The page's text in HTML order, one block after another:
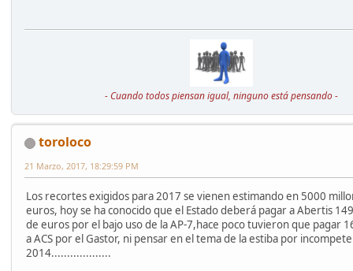
- Cuando todos piensan igual, ninguno está pensando -
toroloco
21 Marzo, 2017, 18:29:59 PM
Los recortes exigidos para 2017 se vienen estimando en 5000
euros, hoy se ha conocido que el Estado deberá pagar a Abertis
de euros por el bajo uso de la AP-7,hace poco tuvieron que pagar
a ACS por el Gastor, ni pensar en el tema de la estiba por
2014...................